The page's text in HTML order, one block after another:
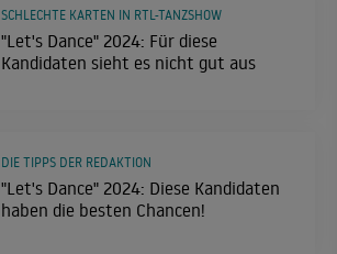
"Let's Dance" 2024: Für diese
Kandidaten sieht es nicht gut aus
SCHLECHTE KARTEN IN RTL-TANZSHOW
"Let's Dance" 2024: Diese Kandidaten
haben die besten Chancen!
DIE TIPPS DER REDAKTION